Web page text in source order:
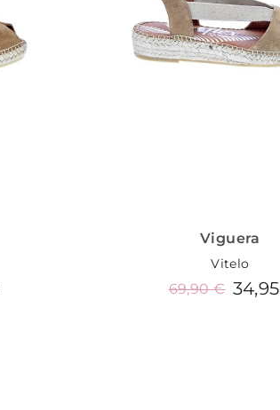
Viguera
Vitelo
69,90 €